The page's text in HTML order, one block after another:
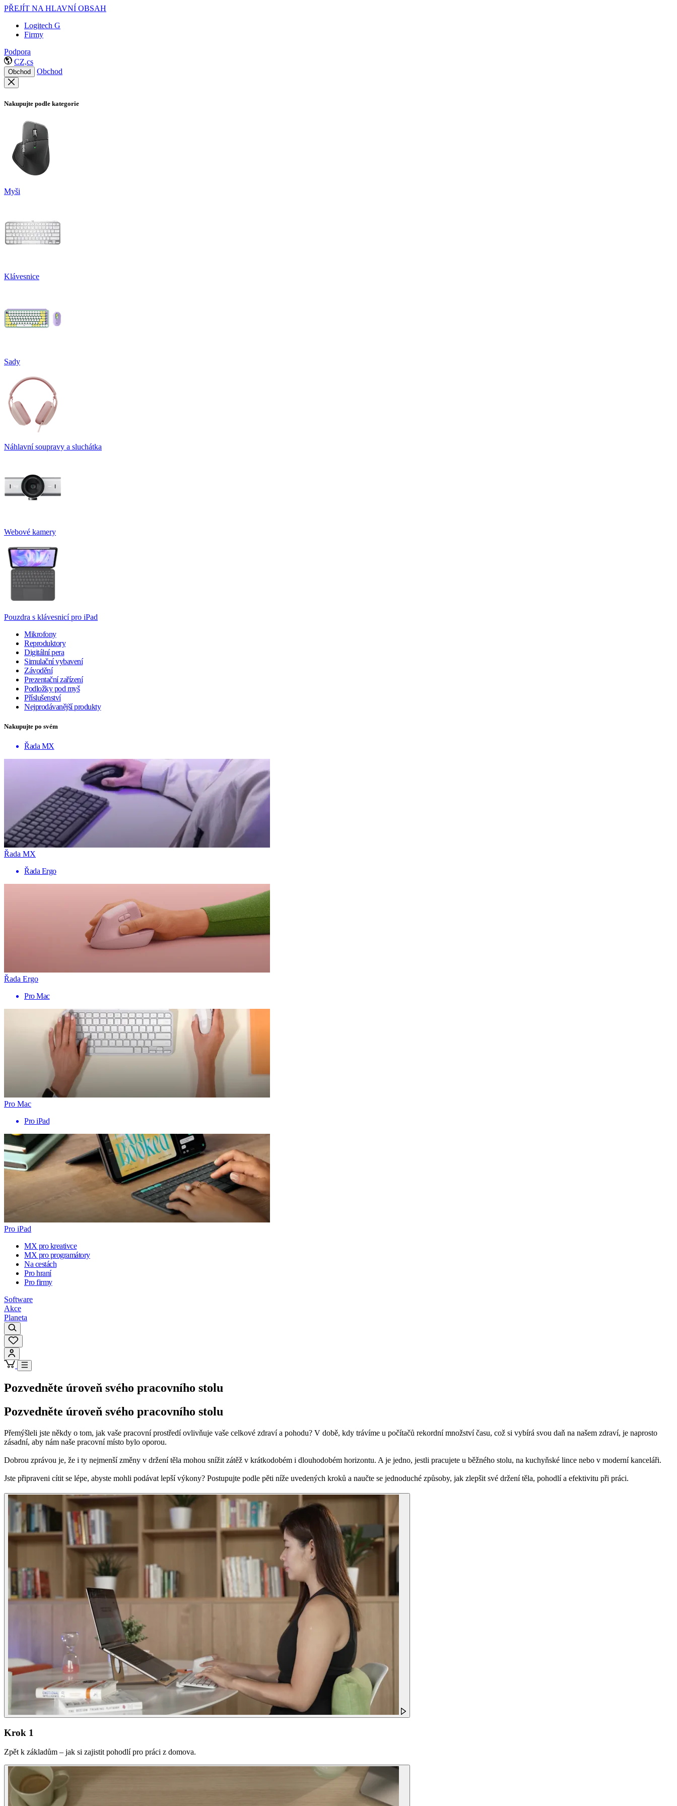
PŘEJÍT NA HLAVNÍ OBSAH
Logitech G
Firmy
Podpora
CZ,cs
Obchod Obchod
Nakupujte podle kategorie
Myši
Klávesnice
Sady
Náhlavní soupravy a sluchátka
Webové kamery
Pouzdra s klávesnicí pro iPad
Mikrofony
Reproduktory
Digitální pera
Simulační vybavení
Závodění
Prezentační zařízení
Podložky pod myš
Příslušenství
Nejprodávanější produkty
Nakupujte po svém
Řada MX
Řada MX
Řada Ergo
Řada Ergo
Pro Mac
Pro Mac
Pro iPad
Pro iPad
MX pro kreativce
MX pro programátory
Na cestách
Pro hraní
Pro firmy
Software
Akce
Planeta
Pozvedněte úroveň svého pracovního stolu
Pozvedněte úroveň svého pracovního stolu
Přemýšleli jste někdy o tom, jak vaše pracovní prostředí ovlivňuje vaše celkové zdraví a pohodu? V době, kdy trávíme u počítačů rekordní množství času, což si vybírá svou daň na našem zdraví, je naprosto
zásadní, aby nám naše pracovní místo bylo oporou.
Dobrou zprávou je, že i ty nejmenší změny v držení těla mohou snížit zátěž v krátkodobém i dlouhodobém horizontu. A je jedno, jestli pracujete u běžného stolu, na kuchyňské lince nebo v moderní kanceláři.
Jste připraveni cítit se lépe, abyste mohli podávat lepší výkony? Postupujte podle pěti níže uvedených kroků a naučte se jednoduché způsoby, jak zlepšit své držení těla, pohodlí a efektivitu při práci.
Krok 1
Zpět k základům – jak si zajistit pohodlí pro práci z domova.